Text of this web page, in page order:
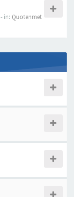
- in: Quotenmet